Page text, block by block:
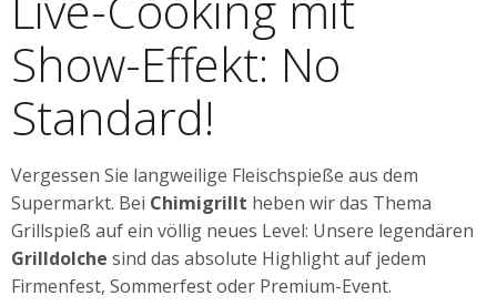
Show-Effekt: No
Standard!
Vergessen Sie langweilige Fleischspieße aus dem
Supermarkt. Bei Chimigrillt heben wir das Thema
Grillspieß auf ein völlig neues Level: Unsere legendären
Grilldolche sind das absolute Highlight auf jedem
Firmenfest, Sommerfest oder Premium-Event.